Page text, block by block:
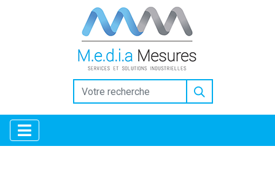
https://www.inkitt.com/SanfordShah
https://www.intensedebate.com/people/SanfordShah
Collectors Trust the Selection at Replica Factory
replica watches replicafactory official Horology for
Everyone: Breaking Down the Best Replica Watches
https://www.openlearning.com/u/sanfordshah-tbgzkf/
Replica Factory: Bridging the Gap in Luxury Horology
Replica Watches from Replica Factory are the Ultimate Style
Luxury Gifting With replica watches